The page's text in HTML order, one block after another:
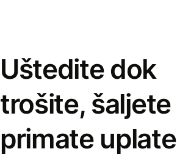
Uštedite dok
trošite, šaljete
primate uplate